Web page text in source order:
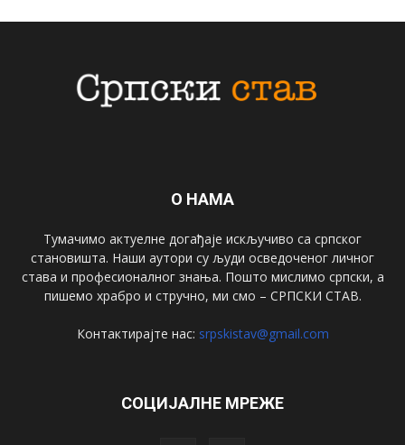
О НАМА
Тумачимо актуелне догађаје искључиво са српског
становишта. Наши аутори су људи осведоченог личног
става и професионалног знања. Пошто мислимо српски, а
пишемо храбро и стручно, ми смо – СРПСКИ СТАВ.
Контактирајте нас: srpskistav@gmail.com
СОЦИЈАЛНЕ МРЕЖЕ